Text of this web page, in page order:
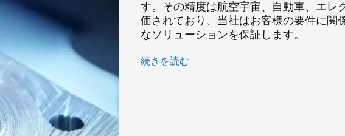
す。その精度は航空宇宙、自動車、エレ
価されており、当社はお客様の要件に関
なソリューションを保証します。
続きを読む
な形状を一貫してキャプチャします。
続きを読む
り、コストの削減、摩耗の軽減、エラーの最小限化につながります。
の専門家チームに頼って、プロジェクトに最適な研削ソリューション
つけるお手伝いをしてください。
READ MORE
可能になります。当社の熟練した技術者と高品質の CNC マシンによ
ンポーネント製造における卓越した職人技をご活用ください。
続きを読む